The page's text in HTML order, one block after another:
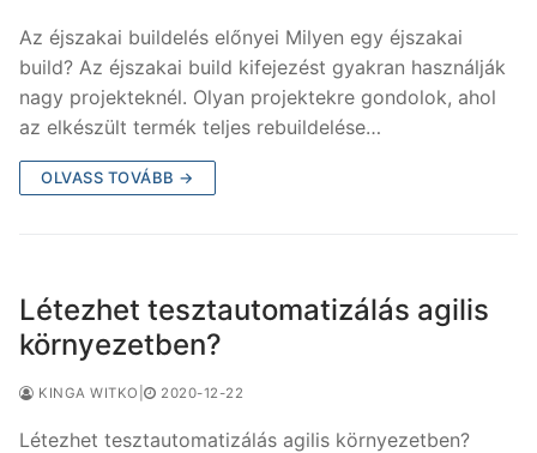
Az éjszakai buildelés előnyei Milyen egy éjszakai
build? Az éjszakai build kifejezést gyakran használják
nagy projekteknél. Olyan projektekre gondolok, ahol
az elkészült termék teljes rebuildelése…
OLVASS TOVÁBB →
Létezhet tesztautomatizálás agilis
környezetben?
KINGA WITKO 2020-12-22
Létezhet tesztautomatizálás agilis környezetben?